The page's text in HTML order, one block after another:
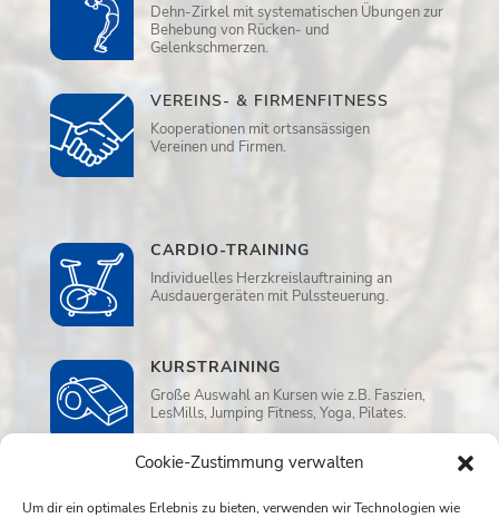
Cookie-Zustimmung verwalten
Um dir ein optimales Erlebnis zu bieten, verwenden wir Technologien wie
Dehn-Zirkel mit systematischen Übungen zur
Behebung von Rücken- und
Gelenkschmerzen.
VEREINS- & FIRMENFITNESS
Kooperationen mit ortsansässigen
Vereinen und Firmen.
CARDIO-TRAINING
Individuelles Herzkreislauftraining an
Ausdauergeräten mit Pulssteuerung.
KURSTRAINING
Große Auswahl an Kursen wie z.B. Faszien,
LesMills, Jumping Fitness, Yoga, Pilates.
Sauna, Ruheraum und Aufwassermassage